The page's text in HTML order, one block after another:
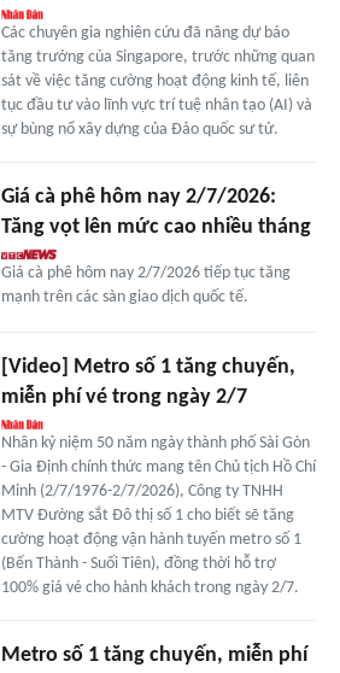
Các chuyên gia nghiên cứu đã nâng dự báo
tăng trưởng của Singapore, trước những quan
sát về việc tăng cường hoạt động kinh tế, liên
tục đầu tư vào lĩnh vực trí tuệ nhân tạo (AI) và
sự bùng nổ xây dựng của Đảo quốc sư tử.
Giá cà phê hôm nay 2/7/2026:
Tăng vọt lên mức cao nhiều tháng
Giá cà phê hôm nay 2/7/2026 tiếp tục tăng
mạnh trên các sàn giao dịch quốc tế.
[Video] Metro số 1 tăng chuyến,
miễn phí vé trong ngày 2/7
Nhân kỷ niệm 50 năm ngày thành phố Sài Gòn
- Gia Định chính thức mang tên Chủ tịch Hồ Chí
Minh (2/7/1976-2/7/2026), Công ty TNHH
MTV Đường sắt Đô thị số 1 cho biết sẽ tăng
cường hoạt động vận hành tuyến metro số 1
(Bến Thành - Suối Tiên), đồng thời hỗ trợ
100% giá vé cho hành khách trong ngày 2/7.
Metro số 1 tăng chuyến, miễn phí